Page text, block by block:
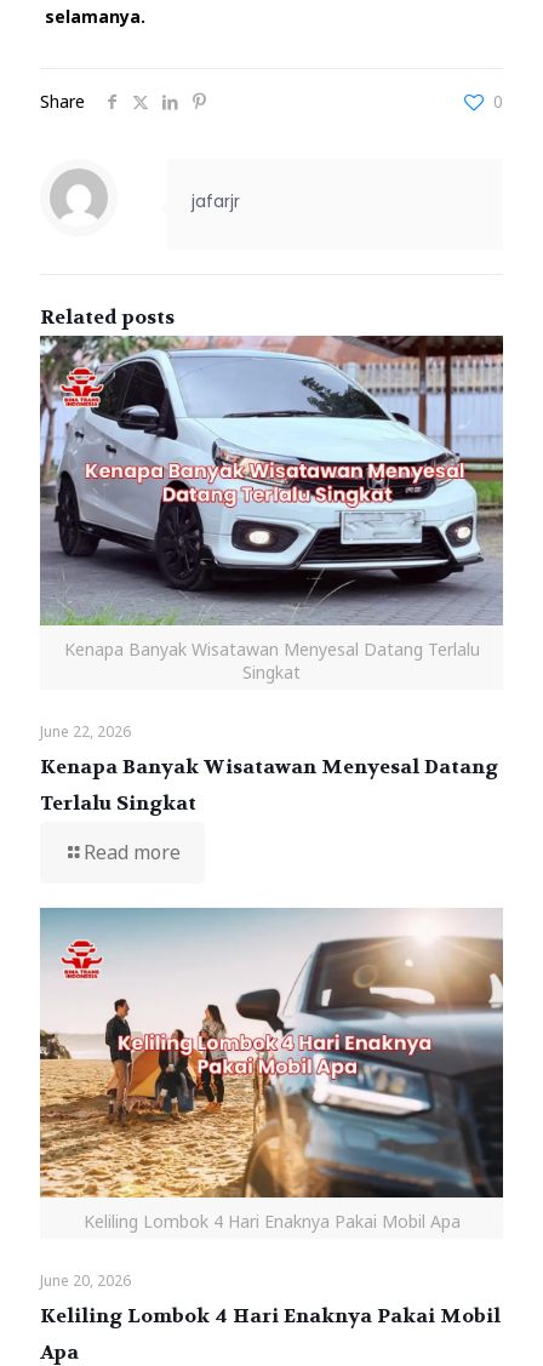
selamanya.
Share 0
jafarjr
Related posts
Kenapa Banyak Wisatawan Menyesal Datang Terlalu
Singkat
June 22, 2026
Kenapa Banyak Wisatawan Menyesal Datang
Terlalu Singkat
Read more
Keliling Lombok 4 Hari Enaknya Pakai Mobil Apa
June 20, 2026
Keliling Lombok 4 Hari Enaknya Pakai Mobil
Apa